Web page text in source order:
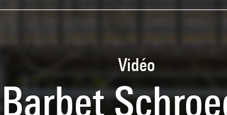
Vidéo
Barbet